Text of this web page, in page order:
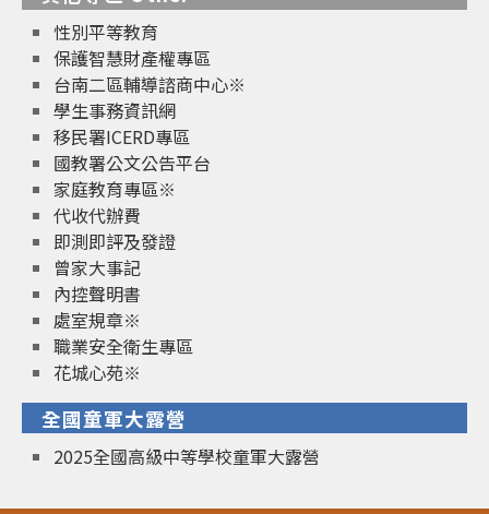
性別平等教育
保護智慧財產權專區
台南二區輔導諮商中心※
學生事務資訊網
移民署ICERD專區
國教署公文公告平台
家庭教育專區※
代收代辦費
即測即評及發證
曾家大事記
內控聲明書
處室規章※
職業安全衛生專區
花城心苑※
全國童軍大露營
2025全國高級中等學校童軍大露營